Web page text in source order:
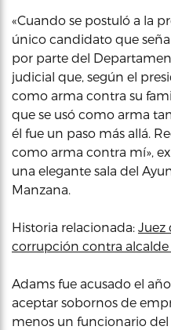
«Cuando se postuló a la
único candidato que
por parte del
judicial que, según el
como arma contra su
que se usó como arma
él fue un paso más allá.
como arma contra mí»,
una elegante sala del
Manzana.
Historia relacionada: Juez
corrupción contra alcalde
Adams fue acusado el
aceptar sobornos de
menos un funcionario